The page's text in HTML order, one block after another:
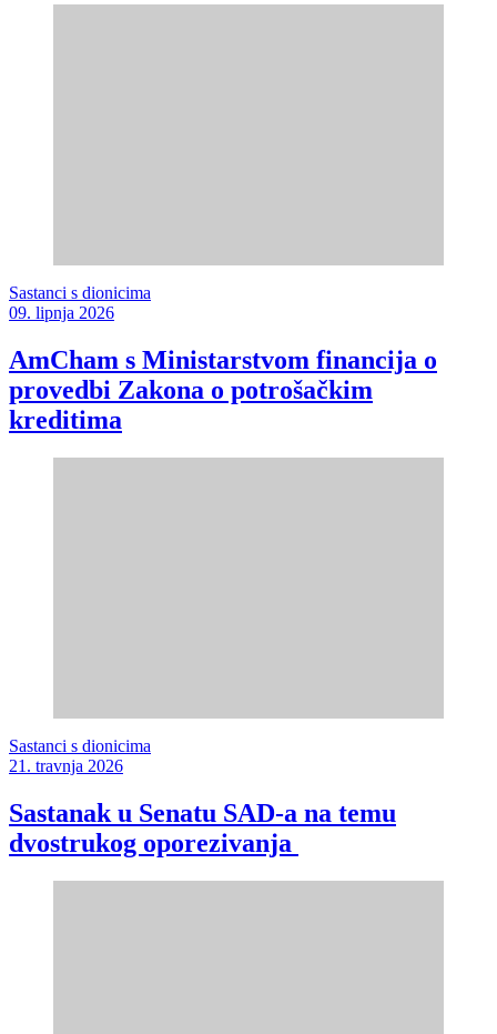
Sastanci s dionicima
09. lipnja 2026
AmCham s Ministarstvom financija o
provedbi Zakona o potrošačkim
kreditima
Sastanci s dionicima
21. travnja 2026
Sastanak u Senatu SAD-a na temu
dvostrukog oporezivanja